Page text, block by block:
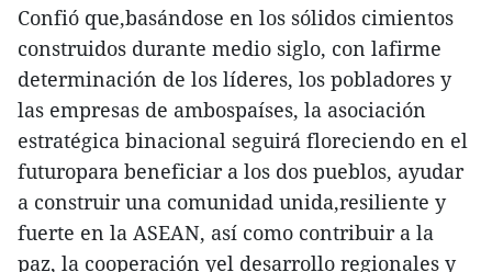
Confió que,basándose en los sólidos cimientos
construidos durante medio siglo, con lafirme
determinación de los líderes, los pobladores y
las empresas de ambospaíses, la asociación
estratégica binacional seguirá floreciendo en el
futuropara beneficiar a los dos pueblos, ayudar
a construir una comunidad unida,resiliente y
fuerte en la ASEAN, así como contribuir a la
paz, la cooperación yel desarrollo regionales y